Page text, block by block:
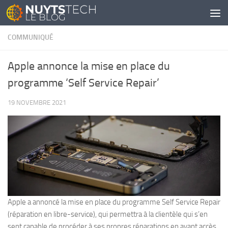
Skip to content
COMMUNIQUÉ
Apple annonce la mise en place du
programme ‘Self Service Repair’
19 NOVEMBRE 2021
Apple a annoncé la mise en place du programme Self Service Repair
(réparation en libre-service), qui permettra à la clientèle qui s’en